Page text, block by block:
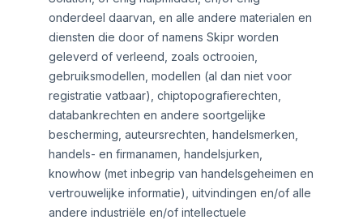
onderdeel daarvan, en alle andere materialen en
diensten die door of namens Skipr worden
geleverd of verleend, zoals octrooien,
gebruiksmodellen, modellen (al dan niet voor
registratie vatbaar), chiptopografierechten,
databankrechten en andere soortgelijke
bescherming, auteursrechten, handelsmerken,
handels- en firmanamen, handelsjurken,
knowhow (met inbegrip van handelsgeheimen en
vertrouwelijke informatie), uitvindingen en/of alle
andere industriële en/of intellectuele